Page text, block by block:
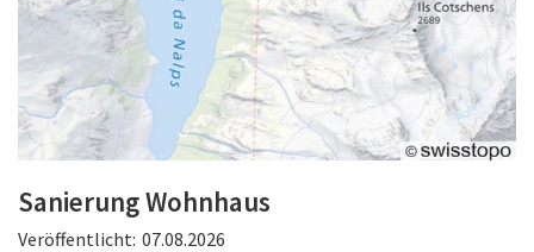
Sanierung Wohnhaus
Veröffentlicht: 07.08.2026